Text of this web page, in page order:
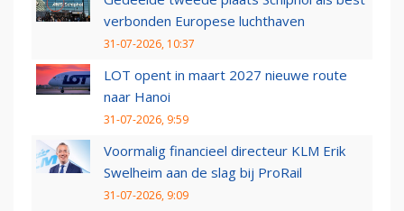
verbonden Europese luchthaven
31-07-2026, 10:37
LOT opent in maart 2027 nieuwe route
naar Hanoi
31-07-2026, 9:59
Voormalig financieel directeur KLM Erik
Swelheim aan de slag bij ProRail
31-07-2026, 9:09